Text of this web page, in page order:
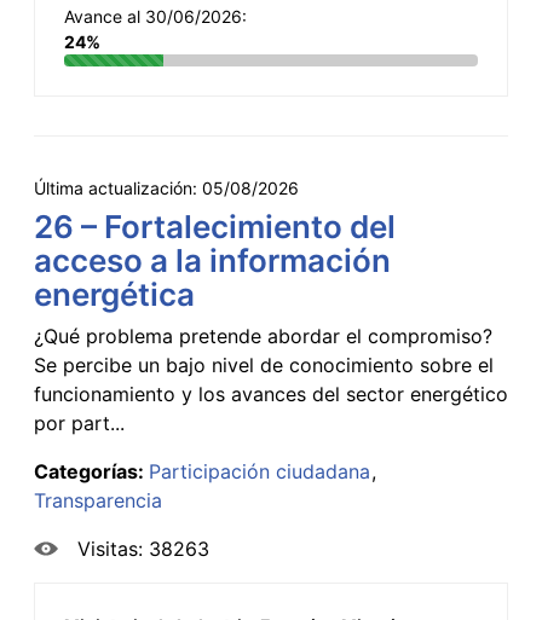
Avance al 30/06/2026:
24%
Última actualización: 05/08/2026
26 – Fortalecimiento del
acceso a la información
energética
¿Qué problema pretende abordar el compromiso?
Se percibe un bajo nivel de conocimiento sobre el
funcionamiento y los avances del sector energético
por part...
Categorías: Participación ciudadana
Transparencia
Visitas: 38263